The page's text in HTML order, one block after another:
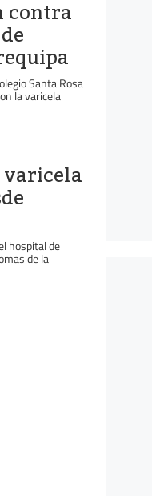
contra
Santa Rosa
la varicela
varicela
hospital de
de la